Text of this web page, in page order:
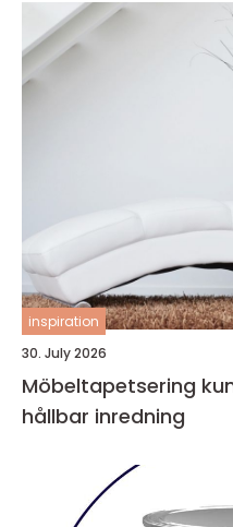
inspiration
30. July 2026
Möbeltapetsering kunskap, hantverk och
hållbar inredning